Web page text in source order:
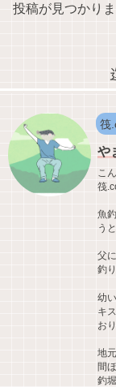
投稿が見つかりま
筏
や
こ
筏
魚
う
父
釣
幼
キ
お
地
間
釣